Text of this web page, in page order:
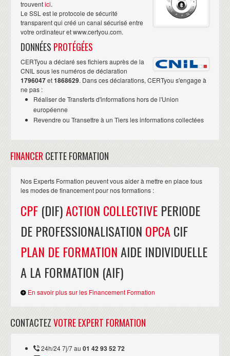
trouventici.
Le SSL est le protocole de sécurité
transparent qui créé un canal sécurisé entre
votre ordinateur et www.certyou.com.
DONNÉES PROTÉGÉES
CERTyou a déclaré ses fichiers auprès de la
CNIL sous les numéros de déclaration
1796047et1868629. Dans ces déclarations, CERTyou s'engage à
ne pas :
Réaliser de Transferts d'informations hors de l'Union
européenne
Revendre ou Transettre à un Tiers les informations collectées
FINANCER CETTE FORMATION
Nos Experts Formation peuvent vous aider à mettre en place tous
les modes de financement pour nos formations :
CPF (DIF)ACTION COLLECTIVE PERIODE
DE PROFESSIONALISATION OPCA CIF
PLAN DE FORMATIONAIDE INDIVIDUELLE
A LA FORMATION (AIF)
En savoir plus sur les Financement Formation
CONTACTEZVOTRE EXPERT FORMATION
24h/24 7j/7 au 01 42 93 52 72